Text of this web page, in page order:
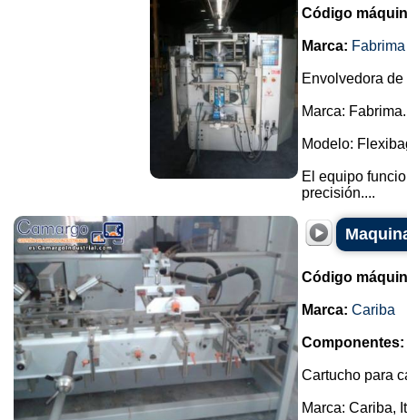
Código
Marca: Fabrima
Envolvedora de
Marca: Fabrima.
Modelo:
El equipo
precisión....
Código
Marca: Cariba
Componentes:
Cartucho para
Marca: Cariba,